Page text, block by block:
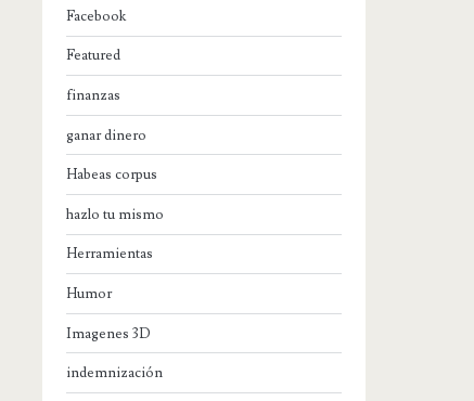
Facebook
Featured
finanzas
ganar dinero
Habeas corpus
hazlo tu mismo
Herramientas
Humor
Imagenes 3D
indemnización